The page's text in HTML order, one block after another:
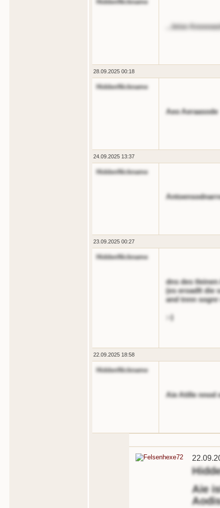
HiddenNickname
...leise
28.09.2025 00:18
HiddenNickname
Aeo Aeraasode
24.09.2025 13:37
HiddenNickname
23.09.2025 00:27
HiddenNickname
dns des
(es eroadlt die
and tnnn
:-)
22.09.2025 18:58
HiddenNickname
Aie Atille nnod
Aie